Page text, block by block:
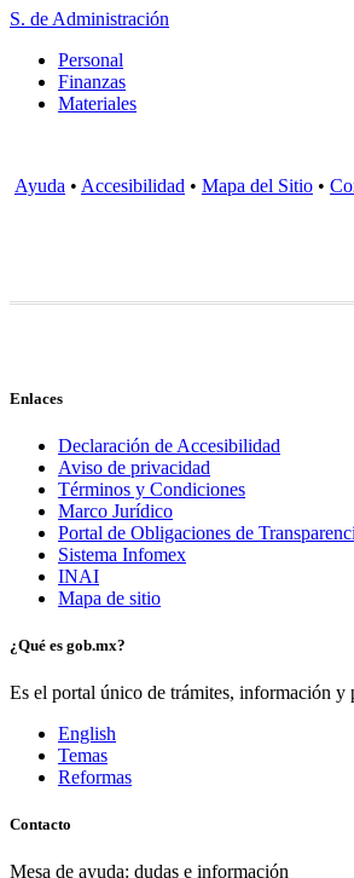
S. de Administración
Personal
Finanzas
Materiales
Ayuda • Accesibilidad • Mapa del Sitio •
Enlaces
Declaración de Accesibilidad
Aviso de privacidad
Términos y Condiciones
Marco Jurídico
Portal de Obligaciones de
Sistema Infomex
INAI
Mapa de sitio
¿Qué es gob.mx?
Es el portal único de trámites, información y
English
Temas
Reformas
Contacto
Mesa de ayuda: dudas e información